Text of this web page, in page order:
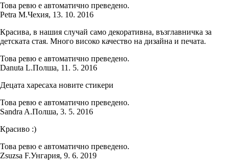
Това ревю е автоматично преведено.
Petra M.Чехия, 13. 10. 2016
Красива, в нашия случай само декоративна, възглавничка за
детската стая. Много високо качество на дизайна и печата.
Това ревю е автоматично преведено.
Danuta L.Полша, 11. 5. 2016
Децата харесаха новите стикери
Това ревю е автоматично преведено.
Sandra A.Полша, 3. 5. 2016
Красиво :)
Това ревю е автоматично преведено.
Zsuzsa F.Унгария, 9. 6. 2019